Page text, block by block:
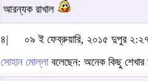
আরন্যক রাখাল
৪|
০৯ ই ফেব্রুয়ারি, ২০১৫ দুপুর
সোহান মোল্লাবলেছেন: অনেক কিছু